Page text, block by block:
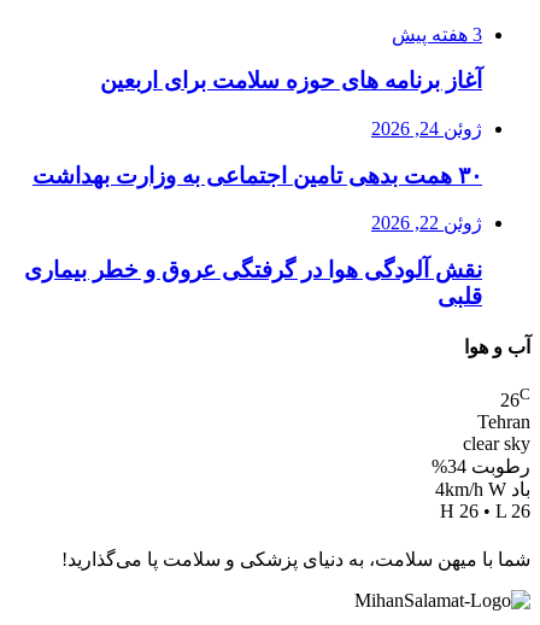
3 هفته پیش
آغاز برنامه های حوزه سلامت برای اربعین
ژوئن 24, 2026
۳۰ همت بدهی تامین اجتماعی به وزارت بهداشت
ژوئن 22, 2026
نقش آلودگی هوا در گرفتگی عروق و خطر بیماری
قلبی
آب و هوا
26C
Tehran
clear sky
رطوبت 34%
باد 4km/h W
H 26 • L 26
شما با میهن سلامت، به دنیای پزشکی و سلامت پا می‌گذارید!